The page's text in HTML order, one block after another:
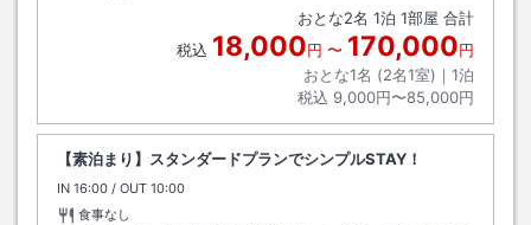
おとな2名 1泊 1部屋 合計
税込 18,000円 〜 170,000円
おとな1名 (2名1室)｜ 1泊
税込 9,000円〜85,000円
【素泊まり】スタンダードプランでシンプルSTAY！
IN チェックイン
16:00 / OUT チェックアウト
10:00
食事なし